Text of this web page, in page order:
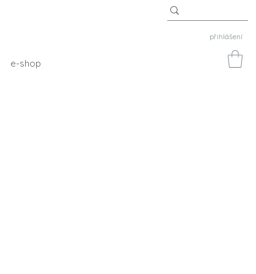
e-shop
přihlášení